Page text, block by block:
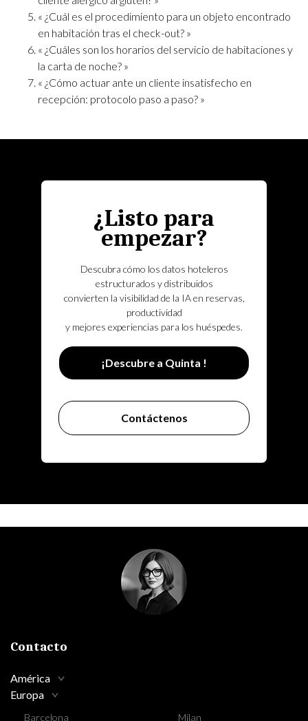
« ¿Cuál es el procedimiento para un objeto encontrado
en habitación tras el check-out? »
« ¿Cuáles son los horarios del servicio de habitaciones y
la carta de noche? »
« ¿Cómo actuar ante un cliente insatisfecho en
recepción: protocolo paso a paso? »
¿Listo para
empezar?
Descubra cómo los datos hoteleros
estructurados y distribuidos
convierten la visibilidad de la IA en reservas,
productividad
y mejores experiencias para los huéspedes.
¡Descubre a Quinta !
Contáctenos
Contacto
América
Europa
Barcelona
Milan